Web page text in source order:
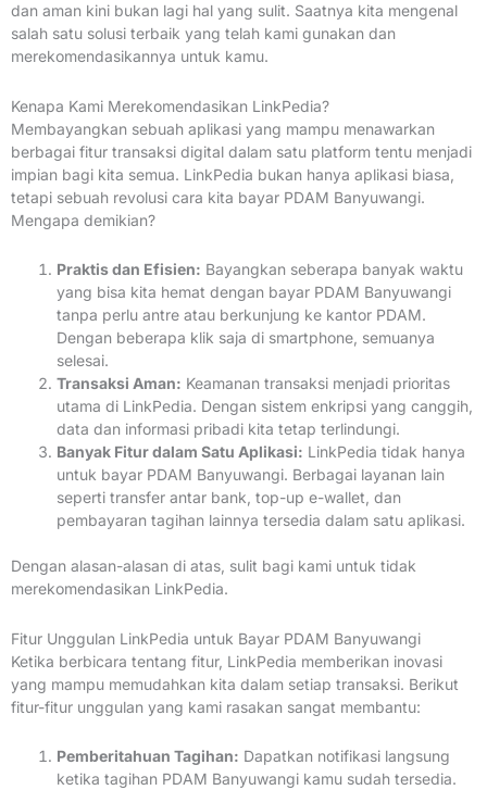
dan aman kini bukan lagi hal yang sulit. Saatnya kita mengenal
salah satu solusi terbaik yang telah kami gunakan dan
merekomendasikannya untuk kamu.
Kenapa Kami Merekomendasikan LinkPedia?
Membayangkan sebuah aplikasi yang mampu menawarkan
berbagai fitur transaksi digital dalam satu platform tentu menjadi
impian bagi kita semua. LinkPedia bukan hanya aplikasi biasa,
tetapi sebuah revolusi cara kita bayar PDAM Banyuwangi.
Mengapa demikian?
Praktis dan Efisien: Bayangkan seberapa banyak waktu
yang bisa kita hemat dengan bayar PDAM Banyuwangi
tanpa perlu antre atau berkunjung ke kantor PDAM.
Dengan beberapa klik saja di smartphone, semuanya
selesai.
Transaksi Aman: Keamanan transaksi menjadi prioritas
utama di LinkPedia. Dengan sistem enkripsi yang canggih,
data dan informasi pribadi kita tetap terlindungi.
Banyak Fitur dalam Satu Aplikasi: LinkPedia tidak hanya
untuk bayar PDAM Banyuwangi. Berbagai layanan lain
seperti transfer antar bank, top-up e-wallet, dan
pembayaran tagihan lainnya tersedia dalam satu aplikasi.
Dengan alasan-alasan di atas, sulit bagi kami untuk tidak
merekomendasikan LinkPedia.
Fitur Unggulan LinkPedia untuk Bayar PDAM Banyuwangi
Ketika berbicara tentang fitur, LinkPedia memberikan inovasi
yang mampu memudahkan kita dalam setiap transaksi. Berikut
fitur-fitur unggulan yang kami rasakan sangat membantu:
Pemberitahuan Tagihan: Dapatkan notifikasi langsung
ketika tagihan PDAM Banyuwangi kamu sudah tersedia.